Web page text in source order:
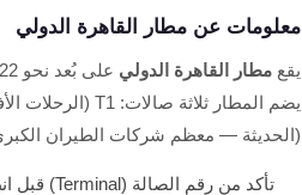
معلومات عن مطار القاهرة الدولي
يقع مطار القاهرة الدولي
(الحديثة — معظم شركات الطيران
تأكد من رقم الصالة (Terminal) قبل انطلاقك لأن المسافة بين T1/T2 وT3 تبلغ نحو 3 كيلومترات.